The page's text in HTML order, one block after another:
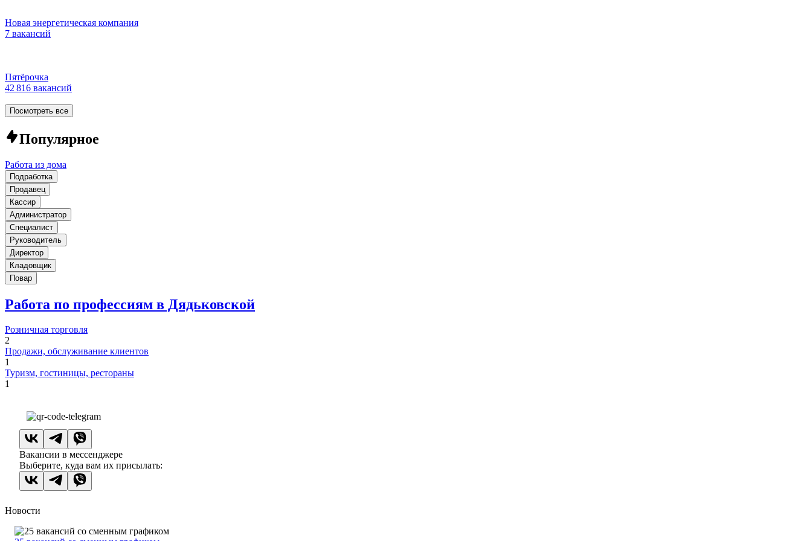
Новая энергетическая компания
7 вакансий
Пятёрочка
42 816 вакансий
Посмотреть все
Популярное
Работа из дома
Подработка
Продавец
Кассир
Администратор
Специалист
Руководитель
Директор
Кладовщик
Повар
Работа по профессиям в Дядьковской
Розничная торговля
2
Продажи, обслуживание клиентов
1
Туризм, гостиницы, рестораны
1
Вакансии в мессенджере
Выберите, куда вам их присылать:
Новости